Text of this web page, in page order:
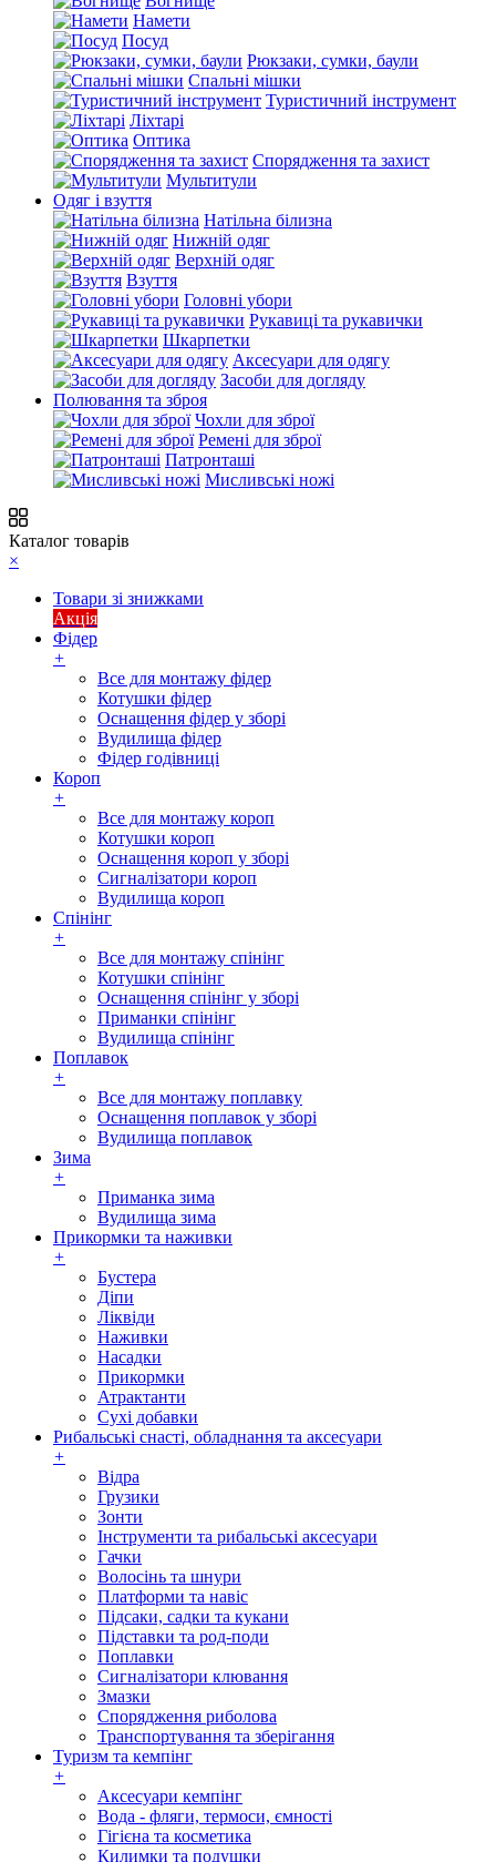
Намети
Посуд
Рюкзаки, сумки, баули
Спальні мішки
Туристичний інструмент
Ліхтарі
Оптика
Спорядження та захист
Мультитули
Одяг і взуття
Натільна білизна
Нижній одяг
Верхній одяг
Взуття
Головні убори
Рукавиці та рукавички
Шкарпетки
Аксесуари для одягу
Засоби для догляду
Полювання та зброя
Чохли для зброї
Ремені для зброї
Патронташі
Мисливські ножі
Каталог товарів
×
Товари зі знижками
Акція
Фідер
+
Все для монтажу фідер
Котушки фідер
Оснащення фідер у зборі
Вудилища фідер
Фідер годівниці
Короп
+
Все для монтажу короп
Котушки короп
Оснащення короп у зборі
Сигналізатори короп
Вудилища короп
Спінінг
+
Все для монтажу спінінг
Котушки спінінг
Оснащення спінінг у зборі
Приманки спінінг
Вудилища спінінг
Поплавок
+
Все для монтажу поплавку
Оснащення поплавок у зборі
Вудилища поплавок
Зима
+
Приманка зима
Вудилища зима
Прикормки та наживки
+
Бустера
Діпи
Ліквіди
Наживки
Насадки
Прикормки
Атрактанти
Сухі добавки
Рибальські снасті, обладнання та аксесуари
+
Відра
Грузики
Зонти
Інструменти та рибальські аксесуари
Гачки
Волосінь та шнури
Платформи та навіс
Підсаки, садки та кукани
Підставки та род-поди
Поплавки
Сигналізатори клювання
Змазки
Спорядження риболова
Транспортування та зберігання
Туризм та кемпінг
+
Аксесуари кемпінг
Вода - фляги, термоси, ємності
Гігієна та косметика
Килимки та подушки